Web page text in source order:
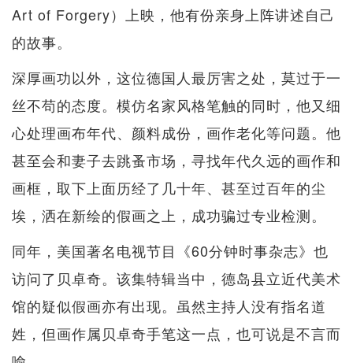
Art of Forgery）上映，他有份亲身上阵讲述自己
的故事。
深厚画功以外，这位德国人最厉害之处，莫过于一
丝不苟的态度。模仿名家风格笔触的同时，他又细
心处理画布年代、颜料成份，画作老化等问题。他
甚至会和妻子去跳蚤市场，寻找年代久远的画作和
画框，取下上面历经了几十年、甚至过百年的尘
埃，洒在新绘的假画之上，成功骗过专业检测。
同年，美国著名电视节目《60分钟时事杂志》也
访问了贝卓奇。该集特辑当中，德岛县立近代美术
馆的疑似假画亦有出现。虽然主持人没有指名道
姓，但画作属贝卓奇手笔这一点，也可说是不言而